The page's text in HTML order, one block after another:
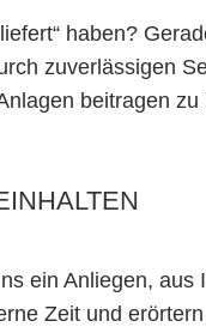
haben?
zuverlässigen
beitragen zu
ein Anliegen, aus
Zeit und